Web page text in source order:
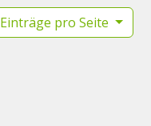
Einträge pro Seite